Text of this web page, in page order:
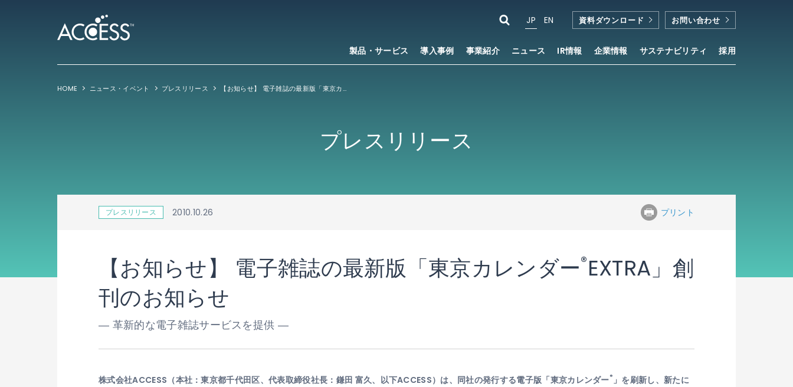
製品・サービス 導入事例 事業紹介 ニュース IR情報 企業情報 サステナビリティ 採用
JP EN 資料ダウンロード お問い合わせ
HOME ニュース・イベント プレスリリース 【お知らせ】 電子雑誌の最新版「東京カレンダー
プレスリリース
プレスリリース 2010.10.26 プリント
【お知らせ】 電子雑誌の最新版「東京カレンダー®EXTRA」創
刊のお知らせ
― 革新的な電子雑誌サービスを提供 ―
株式会社ACCESS（本社：東京都千代田区、代表取締役社長：鎌田 富久、以下ACCESS）は、同社の発行する電子版「東京カレンダー®」を刷新し、新たに